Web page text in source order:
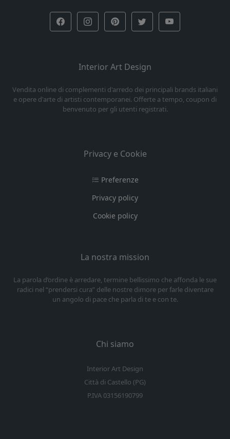
Interior Art Design
Vendita online di complementi d'arredo dei principali brands italiani
e opere d'arte di artisti contemporanei. Offerte a tempo, coupon di
benvenuto per gli utenti registrati.
Privacy e Cookie
Preferenze
Privacy policy
Cookie policy
La nostra mission
La parola d’ordine è arredare, termine bellissimo che affonda le sue
radici nel “prendersi cura” delle nostre dimore per farle diventare
un angolo di pace che parla di te e con te.
Chi siamo
Interior Art Design
Città di Castello (PG)
P.IVA 03156190799